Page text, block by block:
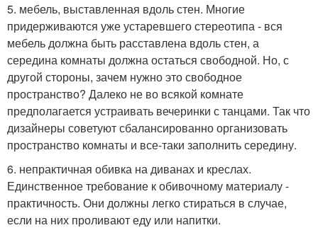
5. мебель, выставленная вдоль стен. Многие
придерживаются уже устаревшего стереотипа - вся
мебель должна быть расставлена вдоль стен, а
середина комнаты должна остаться свободной. Но, с
другой стороны, зачем нужно это свободное
пространство? Далеко не во всякой комнате
предполагается устраивать вечеринки с танцами. Так что
дизайнеры советуют сбалансированно организовать
пространство комнаты и все-таки заполнить середину.
6. непрактичная обивка на диванах и креслах.
Единственное требование к обивочному материалу -
практичность. Они должны легко стираться в случае,
если на них проливают еду или напитки.